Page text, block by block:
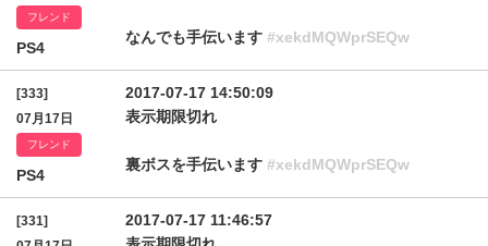
フレンド
PS4
なんでも手伝います #xekdMQWprSEQw
[333]
07月17日
フレンド
PS4
2017-07-17 14:50:09
表示期限切れ
裏ボスを手伝います #xekdMQWprSEQw
[331]
2017-07-17 11:46:57